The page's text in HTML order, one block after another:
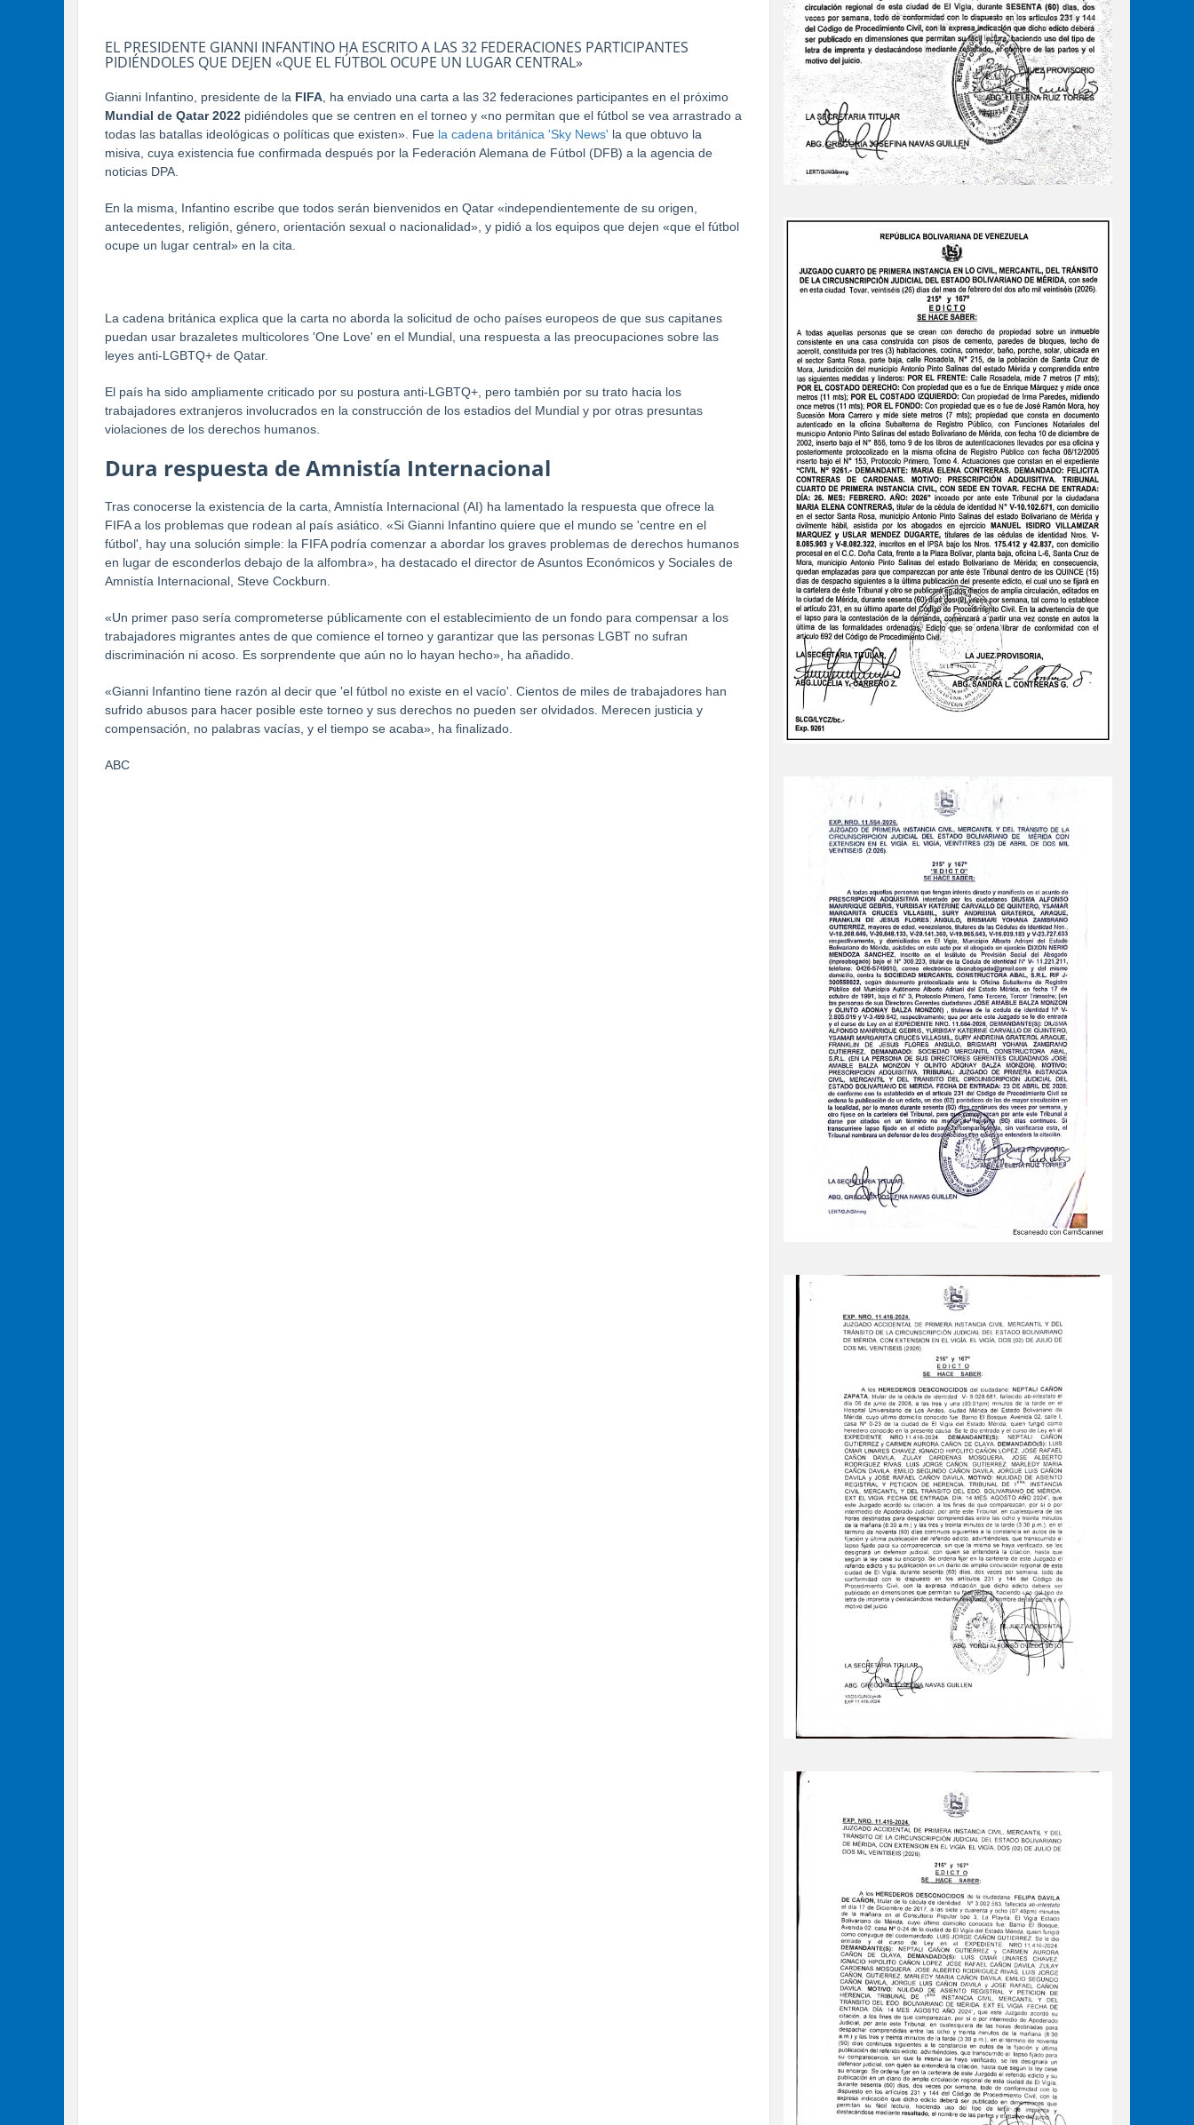
EL PRESIDENTE GIANNI INFANTINO HA ESCRITO A LAS 32 FEDERACIONES PARTICIPANTES
PIDIÉNDOLES QUE DEJEN «QUE EL FÚTBOL OCUPE UN LUGAR CENTRAL»
Gianni Infantino, presidente de la FIFA , ha enviado una carta a las 32 federaciones participantes en el próximo
Mundial de Qatar 2022 pidiéndoles que se centren en el torneo y «no permitan que el fútbol se vea arrastrado a
todas las batallas ideológicas o políticas que existen». Fue la cadena británica 'Sky News' la que obtuvo la
misiva, cuya existencia fue confirmada después por la Federación Alemana de Fútbol (DFB) a la agencia de
noticias DPA.
En la misma, Infantino escribe que todos serán bienvenidos en Qatar «independientemente de su origen,
antecedentes, religión, género, orientación sexual o nacionalidad», y pidió a los equipos que dejen «que el fútbol
ocupe un lugar central» en la cita.
La cadena británica explica que la carta no aborda la solicitud de ocho países europeos de que sus capitanes
puedan usar brazaletes multicolores 'One Love' en el Mundial, una respuesta a las preocupaciones sobre las
leyes anti-LGBTQ+ de Qatar.
El país ha sido ampliamente criticado por su postura anti-LGBTQ+, pero también por su trato hacia los
trabajadores extranjeros involucrados en la construcción de los estadios del Mundial y por otras presuntas
violaciones de los derechos humanos.
Dura respuesta de Amnistía Internacional
Tras conocerse la existencia de la carta, Amnistía Internacional (AI) ha lamentado la respuesta que ofrece la
FIFA a los problemas que rodean al país asiático. «Si Gianni Infantino quiere que el mundo se 'centre en el
fútbol', hay una solución simple: la FIFA podría comenzar a abordar los graves problemas de derechos humanos
en lugar de esconderlos debajo de la alfombra», ha destacado el director de Asuntos Económicos y Sociales de
Amnistía Internacional, Steve Cockburn.
«Un primer paso sería comprometerse públicamente con el establecimiento de un fondo para compensar a los
trabajadores migrantes antes de que comience el torneo y garantizar que las personas LGBT no sufran
discriminación ni acoso. Es sorprendente que aún no lo hayan hecho», ha añadido.
«Gianni Infantino tiene razón al decir que 'el fútbol no existe en el vacío'. Cientos de miles de trabajadores han
sufrido abusos para hacer posible este torneo y sus derechos no pueden ser olvidados. Merecen justicia y
compensación, no palabras vacías, y el tiempo se acaba», ha finalizado.
ABC